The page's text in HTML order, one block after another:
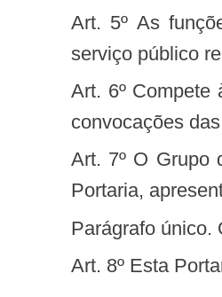
Art. 5º As funções dos representantes no Grupo de Trabalho não serão remuneradas e seu exercício será considerado
serviço público
Art. 6º Compete à coordenação do Grupo de Trabalho o apoio administrativo necessário ao desenvolvimento dos trabalhos,
convocações
Art. 7º O Grupo de Trabalho deverá, no prazo máximo de 180 (cento e oitenta) dias, contado da data de publicação desta
Portaria,
Parágrafo
Art. 8º Esta